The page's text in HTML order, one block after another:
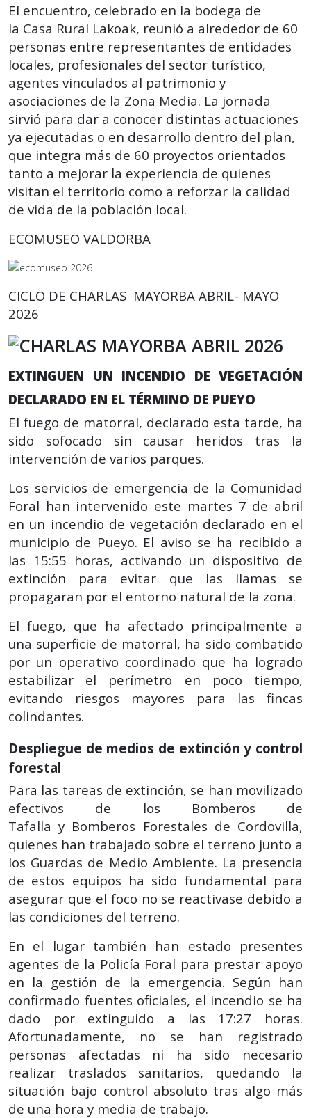
El encuentro, celebrado en la bodega de
la Casa Rural Lakoak, reunió a alrededor de 60
personas entre representantes de entidades
locales, profesionales del sector turístico,
agentes vinculados al patrimonio y
asociaciones de la Zona Media. La jornada
sirvió para dar a conocer distintas actuaciones
ya ejecutadas o en desarrollo dentro del plan,
que integra más de 60 proyectos orientados
tanto a mejorar la experiencia de quienes
visitan el territorio como a reforzar la calidad
de vida de la población local.
ECOMUSEO VALDORBA
CICLO DE CHARLAS MAYORBA ABRIL- MAYO
2026
EXTINGUEN UN INCENDIO DE VEGETACIÓN
DECLARADO EN EL TÉRMINO DE PUEYO
El fuego de matorral, declarado esta tarde, ha
sido sofocado sin causar heridos tras la
intervención de varios parques.
Los servicios de emergencia de la Comunidad
Foral han intervenido este martes 7 de abril
en un incendio de vegetación declarado en el
municipio de Pueyo. El aviso se ha recibido a
las 15:55 horas, activando un dispositivo de
extinción para evitar que las llamas se
propagaran por el entorno natural de la zona.
El fuego, que ha afectado principalmente a
una superficie de matorral, ha sido combatido
por un operativo coordinado que ha logrado
estabilizar el perímetro en poco tiempo,
evitando riesgos mayores para las fincas
colindantes.
Despliegue de medios de extinción y control
forestal
Para las tareas de extinción, se han movilizado
efectivos de los Bomberos de
Tafalla y Bomberos Forestales de Cordovilla,
quienes han trabajado sobre el terreno junto a
los Guardas de Medio Ambiente. La presencia
de estos equipos ha sido fundamental para
asegurar que el foco no se reactivase debido a
las condiciones del terreno.
En el lugar también han estado presentes
agentes de la Policía Foral para prestar apoyo
en la gestión de la emergencia. Según han
confirmado fuentes oficiales, el incendio se ha
dado por extinguido a las 17:27 horas.
Afortunadamente, no se han registrado
personas afectadas ni ha sido necesario
realizar traslados sanitarios, quedando la
situación bajo control absoluto tras algo más
de una hora y media de trabajo.